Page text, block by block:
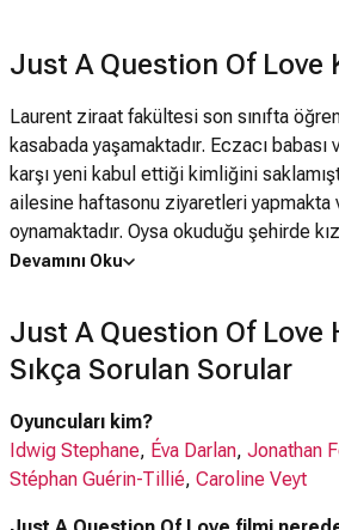
Just A Question Of Love
Laurent ziraat fakültesi son sınıfta
kasabada yaşamaktadır. Eczacı
karşı yeni kabul ettiği kimliğini
ailesine haftasonu ziyaretleri yapmakta
oynamaktadır. Oysa okuduğu şehirde
evde yanyana bile yatmamaktadırlar.
zaman vermeden sevgilisiyle Vietnama
olmuş. Aile ise onu aids olmakla
ölünce de ardından kahrolmuşlardır.
mezuniyete yakınken, okula yeni gelen
yepyeni bir başlangıca taşınır. Yyaz
açılışlar, ilk dokunuşlarla başlayan gay
Cedric'in annesinin yatak odası kapısını
Devamını Oku
Just A Question Of Love
Sıkça Sorulan Sorular
Oyuncuları kim?
Idwig Stephane, Éva Darlan, Jonathan
Stéphan Guérin-Tillié, Caroline Veyt